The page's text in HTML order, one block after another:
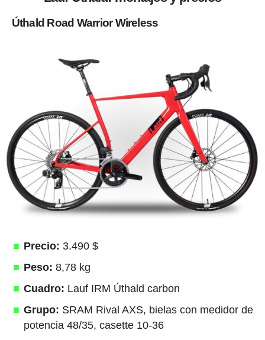
Úthald Road Warrior Wireless
Precio: 3.490 $
Peso: 8,78 kg
Cuadro: Lauf IRM Úthald carbon
Grupo: SRAM Rival AXS, bielas con medidor de
potencia 48/35, casette 10-36